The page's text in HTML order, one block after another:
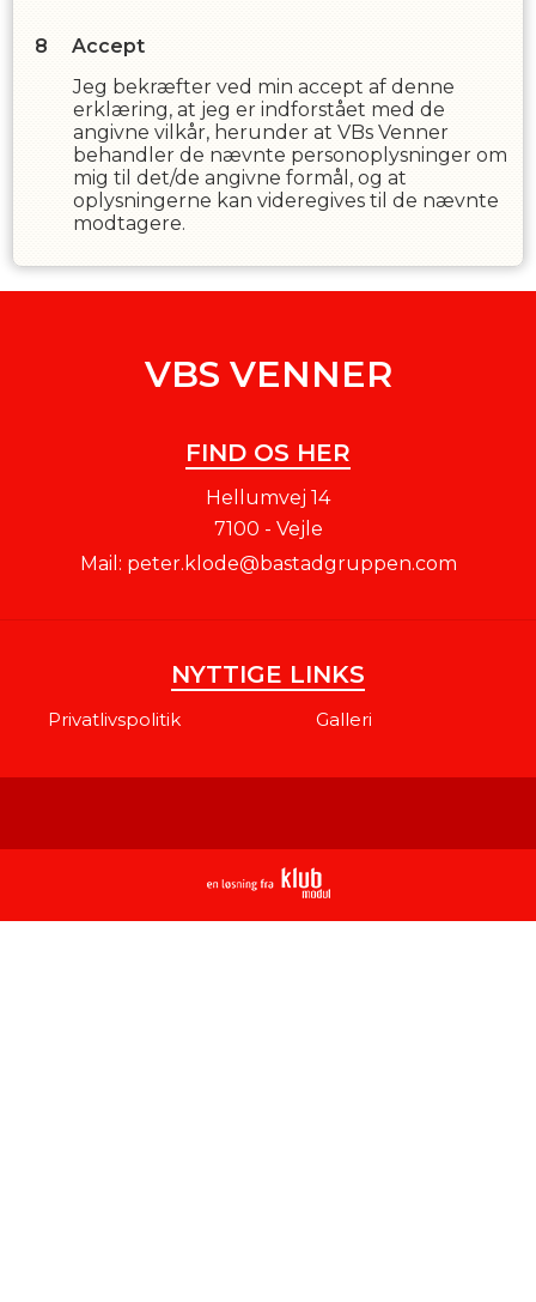
Accept
Jeg bekræfter ved min accept af denne
erklæring, at jeg er indforstået med de
angivne vilkår, herunder at VBs Venner
behandler de nævnte personoplysninger om
mig til det/de angivne formål, og at
oplysningerne kan videregives til de nævnte
modtagere.
VBS VENNER
FIND OS HER
Hellumvej 14
7100 - Vejle
Mail: peter.klode@bastadgruppen.com
NYTTIGE LINKS
Privatlivspolitik Galleri